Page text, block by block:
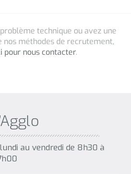
au vendredi de 8h30 à